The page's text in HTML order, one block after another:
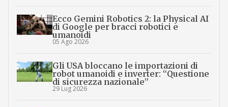
Ecco Gemini Robotics 2: la Physical AI
di Google per bracci robotici e
umanoidi
05 Ago 2026
Gli USA bloccano le importazioni di
robot umanoidi e inverter: “Questione
di sicurezza nazionale”
29 Lug 2026